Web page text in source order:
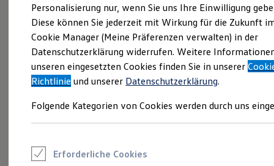
Kombis
Kompaktwagen
Sportwagen
Schnell verfügbare Fahrzeuge
Angebote und Produkte
Aktuelle Angebote
E-Auto-Förderung
Volkswagen Marktplatz
Junge Gebrauchtwagen und Gebrauchtwagen
Saisonangebote
Personalisierung nur, wenn Sie uns Ihre Einwilligung
Diese können Sie jederzeit mit Wirkung für die Zukunft
Cookie Manager (Meine Präferenzen verwalten) in der
Datenschutzerklärung widerrufen. Weitere
unseren eingesetzten Cookies finden Sie in unserer
Richtlinie und unserer Datenschutzerklärung.
Folgende Kategorien von Cookies werden durch uns
Erforderliche Cookies